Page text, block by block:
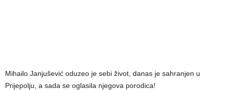
Mihailo Janjušević oduzeo je sebi život, danas je sahranjen u
Prijepolju, a sada se oglasila njegova porodica!